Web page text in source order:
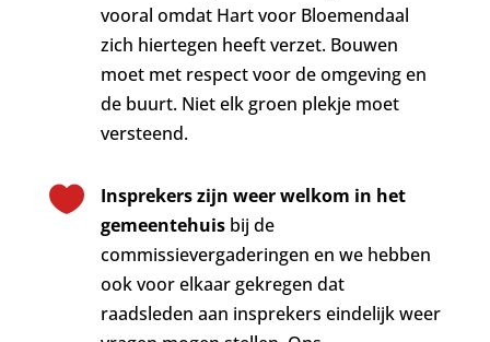
vooral omdat Hart voor Bloemendaal
zich hiertegen heeft verzet. Bouwen
moet met respect voor de omgeving en
de buurt. Niet elk groen plekje moet
versteend.

Insprekers zijn weer welkom in het
gemeentehuisbij de
commissievergaderingen en we hebben
ook voor elkaar gekregen dat
raadsleden aan insprekers eindelijk weer